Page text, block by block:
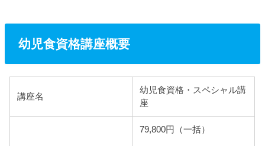
幼児食資格講座概要
講座名
幼児食資格・スペシャル講
座
79,800円（一括）